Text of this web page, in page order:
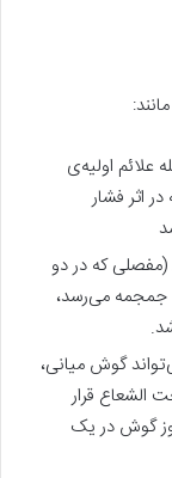
اولیه‌ی
اثر فشار
که در دو
جمجمه می‌رسد،
گوش میانی،
الشعاع قرار
گوش در یک